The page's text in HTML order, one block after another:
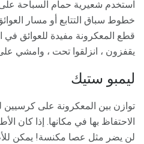
استخدم شعيرية حمام السباحة على
خطوط سباق التتابع أو مسار
قطع المعكرونة مفيدة للعوائق في
يقفزون ، انزلقوا تحت ، وامشي
ليمبو ستيك
توازن بين المعكرونة على كرسيين
الاحتفاظ بها في مكانها. إذا كان
لن يضر مثل عصا مكنسة! يمكن